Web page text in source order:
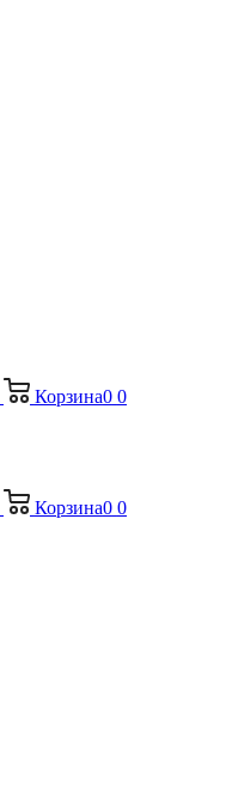
Корзина0 0
Корзина0 0